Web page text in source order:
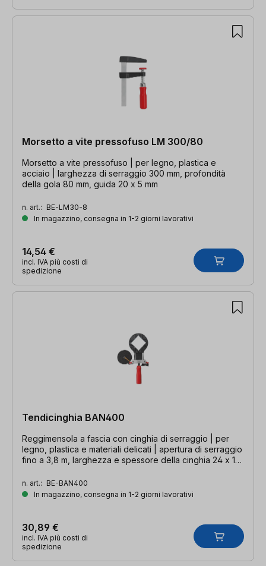
Morsetto a vite pressofuso LM 300/80
Morsetto a vite pressofuso | per legno, plastica e
acciaio | larghezza di serraggio 300 mm, profondità
della gola 80 mm, guida 20 x 5 mm
n. art.: BE-LM30-8
In magazzino, consegna in 1-2 giorni lavorativi
14,54 €
incl. IVA più costi di
spedizione
Tendicinghia BAN400
Reggimensola a fascia con cinghia di serraggio | per
legno, plastica e materiali delicati | apertura di serraggio
fino a 3,8 m, larghezza e spessore della cinghia 24 x 1
n. art.: BE-BAN400
In magazzino, consegna in 1-2 giorni lavorativi
30,89 €
incl. IVA più costi di
spedizione